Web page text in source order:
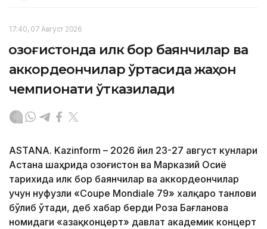
17:40, 07 Август 2026
Қозоғистонда илк бор баянчилар ва
аккордеончилар ўртасида жаҳон
чемпионати ўтказилади
ASTANA. Kazinform – 2026 йил 23-27 август кунлари
Астана шаҳрида Қозоғистон ва Марказий Осиё
тарихида илк бор баянчилар ва аккордеончилар
учун нуфузли «Coupe Mondiale 79» халқаро танлови
бўлиб ўтади, деб хабар берди Роза Бағланова
номидаги «Қазақконцерт» давлат академик концерт